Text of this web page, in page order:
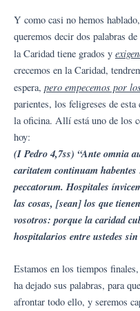
Y como casi no hemos
queremos decir dos palabras
la Caridad tiene grados y
crecemos en la Caridad,
espera, pero empecemos por
parientes, los feligreses de
la oficina. Allí está uno de los
hoy:
(I Pedro 4,7ss) “Ante omnia
caritatem continuam
peccatorum. Hospitales
las cosas, [sean] los que
vosotros: porque la caridad
hospitalarios entre ustedes
Estamos en los tiempos
ha dejado sus palabras, para
afrontar todo ello, y seremos